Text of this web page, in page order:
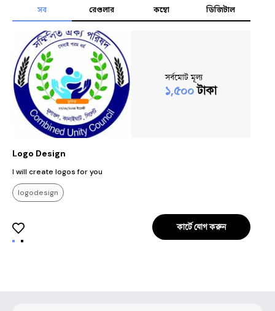
সব রেগুলার কম্বো ডিজিটাল
সর্বমোট মূল্য
১,৫০০টাকা
Logo Design
I will create logos for you
logodesign
কার্টে যোগ করুন